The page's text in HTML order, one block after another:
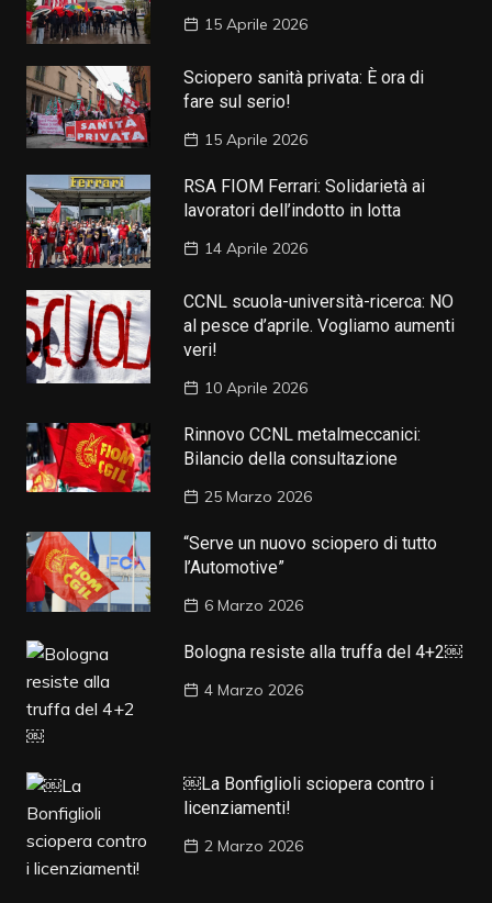
15 Aprile 2026
Sciopero sanità privata: È ora di
fare sul serio!
15 Aprile 2026
RSA FIOM Ferrari: Solidarietà ai
lavoratori dell’indotto in lotta
14 Aprile 2026
CCNL scuola-università-ricerca: NO
al pesce d’aprile. Vogliamo aumenti
veri!
10 Aprile 2026
Rinnovo CCNL metalmeccanici:
Bilancio della consultazione
25 Marzo 2026
“Serve un nuovo sciopero di tutto
l’Automotive”
6 Marzo 2026
Bologna resiste alla truffa del 4+2￼
4 Marzo 2026
￼La Bonfiglioli sciopera contro i
licenziamenti!
2 Marzo 2026